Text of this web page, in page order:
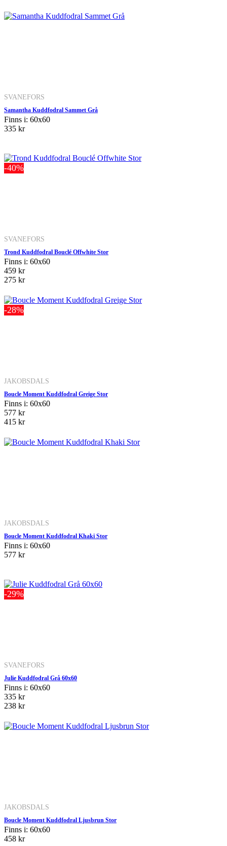
SVANEFORS
Samantha Kuddfodral Sammet Grå
Finns i: 60x60
335 kr
-40%
SVANEFORS
Trond Kuddfodral Bouclé Offwhite Stor
Finns i: 60x60
459 kr
275 kr
-28%
JAKOBSDALS
Boucle Moment Kuddfodral Greige Stor
Finns i: 60x60
577 kr
415 kr
JAKOBSDALS
Boucle Moment Kuddfodral Khaki Stor
Finns i: 60x60
577 kr
-29%
SVANEFORS
Julie Kuddfodral Grå 60x60
Finns i: 60x60
335 kr
238 kr
JAKOBSDALS
Boucle Moment Kuddfodral Ljusbrun Stor
Finns i: 60x60
458 kr